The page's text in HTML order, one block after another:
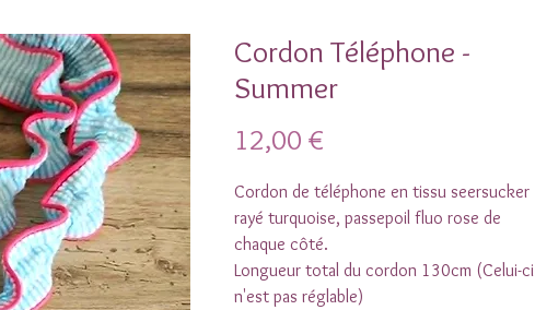
Cordon Téléphone -
Summer
12,00 €
Cordon de téléphone en tissu seersucker
rayé turquoise, passepoil fluo rose de
chaque côté.
Longueur total du cordon 130cm (Celui-ci
n'est pas réglable)